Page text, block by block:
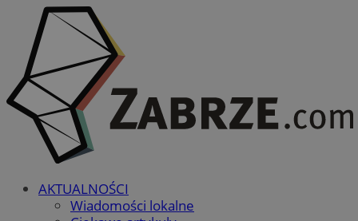
AKTUALNOŚCI
Wiadomości lokalne